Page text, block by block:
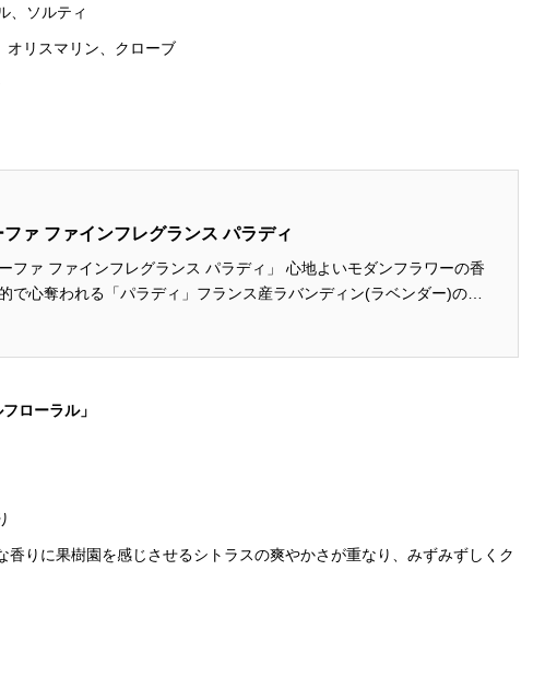
、ソルティ
オリスマリン、クローブ
ファ ファインフレグランス パラディ
ーファ ファインフレグランス パラディ」 心地よいモダンフラワーの香
で心奪われる「パラディ」フランス産ラバンディン(ラベンダー)の天
ローラル」
香りに果樹園を感じさせるシトラスの爽やかさが重なり、みずみずしくク